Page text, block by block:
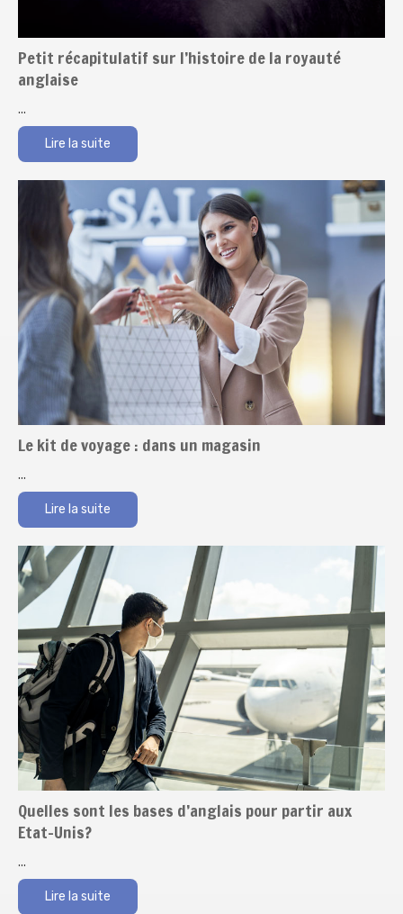
Petit récapitulatif sur l’histoire de la royauté
anglaise
...
Lire la suite
Le kit de voyage : dans un magasin
...
Lire la suite
Quelles sont les bases d’anglais pour partir aux
Etat-Unis?
...
Lire la suite